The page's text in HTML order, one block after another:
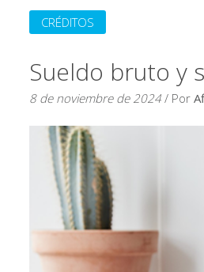
CRÉDITOS
Sueldo bruto y
8 de noviembre de 2024 / Por